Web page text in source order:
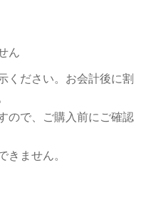
ん
ください。お会計後に割
ので、ご購入前にご確認
ません。